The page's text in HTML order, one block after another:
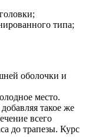
типа;
оболочки и
место.
такое же
всего
до трапезы. Курс